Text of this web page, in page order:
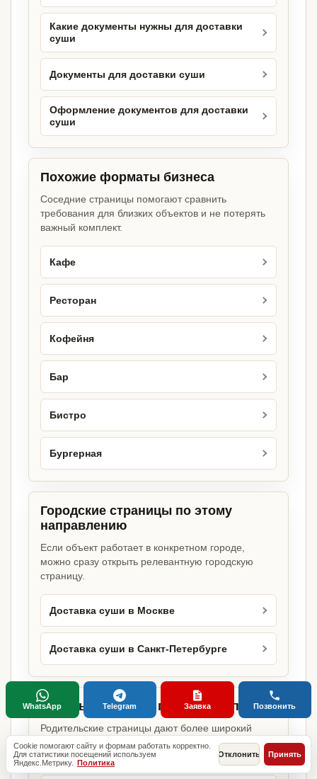
Какие документы нужны для доставки
суши
Документы для доставки суши
Оформление документов для доставки
суши
Похожие форматы бизнеса
Соседние страницы помогают сравнить
требования для близких объектов и не потерять
важный комплект.
Кафе
Ресторан
Кофейня
Бар
Бистро
Бургерная
Городские страницы по этому
направлению
Если объект работает в конкретном городе,
можно сразу открыть релевантную городскую
страницу.
Доставка суши в Москве
Доставка суши в Санкт-Петербурге
Базовые разделы по этому запросу
Родительские страницы дают более широкий
обзор услуги, объекта или региона без лишних
переходов.
Cookie помогают сайту и формам работать корректно.
Для статистики посещений используем
Яндекс.Метрику. Политика
Отклонить Принять
WhatsApp Telegram Заявка Позвонить